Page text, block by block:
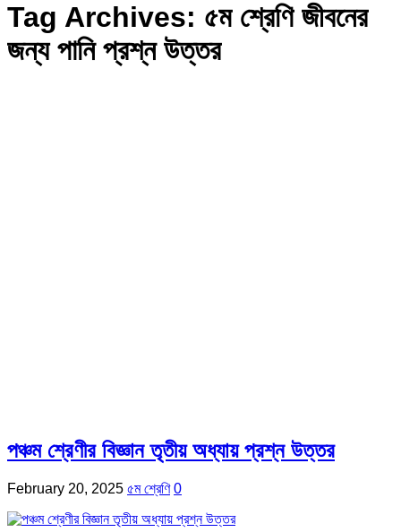
Tag Archives: ৫ম শ্রেণি জীবনের
জন্য পানি প্রশ্ন উত্তর
পঞ্চম শ্রেণীর বিজ্ঞান তৃতীয় অধ্যায় প্রশ্ন উত্তর
February 20, 2025 ৫ম শ্রেণি 0